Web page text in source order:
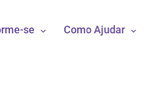
se Como Ajudar